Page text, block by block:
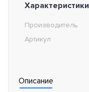
Характеристики
Производитель
Артикул
Описание